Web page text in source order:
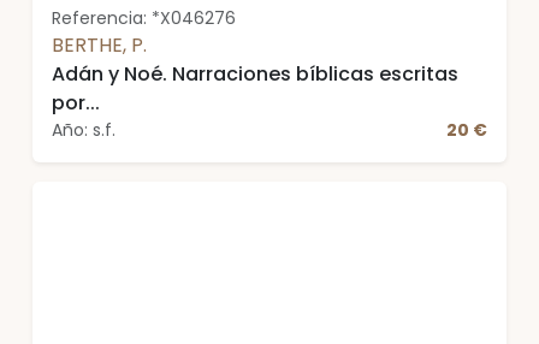
Referencia: *X046276
BERTHE, P.
Adán y Noé. Narraciones bíblicas escritas
por...
Año: s.f. 20 €